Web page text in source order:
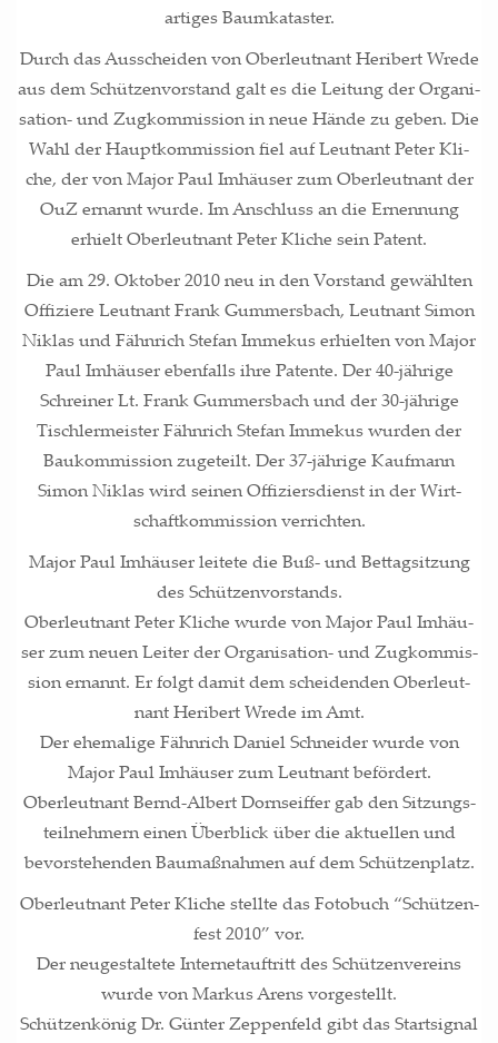
ar­ti­ges Baumkataster.
Durch das Aus­schei­den von Ober­leut­nant Heri­bert Wre­de
aus dem Schüt­zen­vor­stand galt es die Lei­tung der Orga­ni­
sa­ti­on- und Zug­kom­mis­si­on in neue Hän­de zu geben. Die
Wahl der Haupt­kom­mis­si­on fiel auf Leut­nant Peter Kli­
che, der von Major Paul Imhäu­ser zum Ober­leut­nant der
OuZ ernannt wur­de. Im Anschluss an die Ernen­nung
erhielt Ober­leut­nant Peter Kli­che sein Patent.
Die am 29. Okto­ber 2010 neu in den Vor­stand gewähl­ten
Offi­zie­re Leut­nant Frank Gum­mers­bach, Leut­nant Simon
Niklas und Fähn­rich Ste­fan Imme­kus erhiel­ten von Major
Paul Imhäu­ser eben­falls ihre Paten­te. Der 40-jäh­ri­ge
Schrei­ner Lt. Frank Gum­mers­bach und der 30-jäh­ri­ge
Tisch­ler­meis­ter Fähn­rich Ste­fan Imme­kus wur­den der
Bau­kom­mis­si­on zuge­teilt. Der 37-jäh­ri­ge Kauf­mann
Simon Niklas wird sei­nen Offi­ziers­dienst in der Wirt­
schaft­kom­mis­si­on verrichten.
Major Paul Imhäu­ser lei­te­te die Buß- und Bet­tag­sit­zung
des Schüt­zen­vor­stands.
Ober­leut­nant Peter Kli­che wur­de von Major Paul Imhäu­
ser zum neu­en Lei­ter der Orga­ni­sa­ti­on- und Zug­kom­mis­
si­on ernannt. Er folgt damit dem schei­den­den Ober­leut­
nant Heri­bert Wre­de im Amt.
Der ehe­ma­li­ge Fähn­rich Dani­el Schnei­der wur­de von
Major Paul Imhäu­ser zum Leut­nant beför­dert.
Ober­leut­nant Bernd-Albert Dorn­seif­fer gab den Sit­zungs­
teil­neh­mern einen Über­blick über die aktu­el­len und
bevor­ste­hen­den Bau­maß­nah­men auf dem Schützenplatz.
Ober­leut­nant Peter Kli­che stell­te das Foto­buch “Schüt­zen­
fest 2010” vor.
Der neu­ge­stal­te­te Inter­net­auf­tritt des Schüt­zen­ver­eins
wur­de von Mar­kus Are­ns vor­ge­stellt.
Schüt­zen­kö­nig Dr. Gün­ter Zep­pe­n­feld gibt das Start­si­gnal